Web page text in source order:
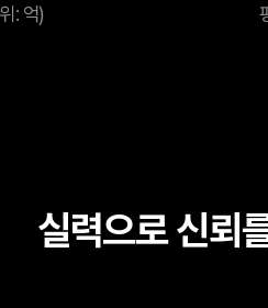
: 억)
실력으로 신뢰